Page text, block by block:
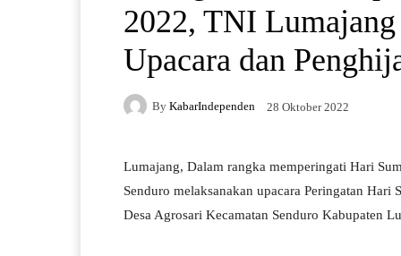
2022, TNI
Upacara dan
By KabarIndependen 28 Oktober 2022
Lumajang, Dalam rangka memperingati Hari
Senduro melaksanakan upacara Peringatan Hari
Desa Agrosari Kecamatan Senduro Kabupaten